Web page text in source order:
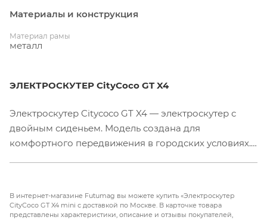
Материалы и конструкция
Материал рамы
металл
ЭЛЕКТРОСКУТЕР CityCoco GT X4
Электроскутер Citycoco GT X4 — электроскутер с
двойным сиденьем. Модель создана для
комфортного передвижения в городских условиях.
встроена тормозная система. Она состоит из
дискового и гидравлического тормоза. Смягчают
В интернет-магазине Futumag вы можете купить «Электроскутер
CityCoco GT X4 mini с доставкой по Москве. В карточке товара
представлены характеристики, описание и отзывы покупателей,